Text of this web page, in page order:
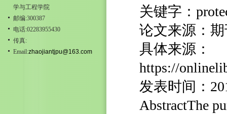
学与工程学院
邮编:300387
电话:02283955430
传真:
Email:zhaojiantjpu@163.com
关键字：
论文来源：
具体来源：
https://
发表时间：
AbstractThe